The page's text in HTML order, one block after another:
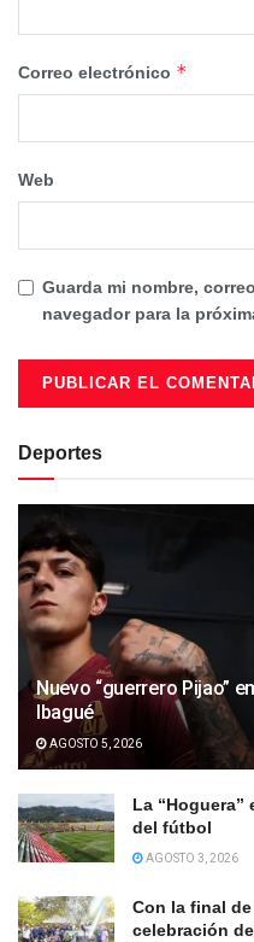
Correo electrónico *
Web
Guarda mi nombre,
navegador para la
Deportes
Nuevo “guerrero Pijao”
Ibagué
AGOSTO 5, 2026
La
del fútbol
AGOSTO 3, 2026
Con la final
celebración